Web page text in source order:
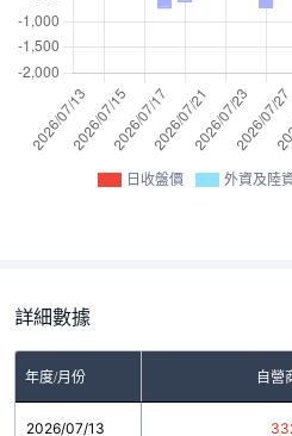
日收盤價 外資及陸
詳細數據
年度/月份 自營
2026/07/13